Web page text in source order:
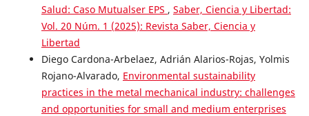
Salud: Caso Mutualser EPS , Saber, Ciencia y Libertad:
Vol. 20 Núm. 1 (2025): Revista Saber, Ciencia y
Libertad
Diego Cardona-Arbelaez, Adrián Alarios-Rojas, Yolmis
Rojano-Alvarado, Environmental sustainability
practices in the metal mechanical industry: challenges
and opportunities for small and medium enterprises